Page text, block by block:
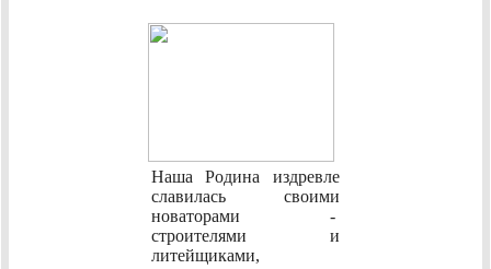
Наша Родина издревле
славилась своими
новаторами -
строителями и
литейщиками,